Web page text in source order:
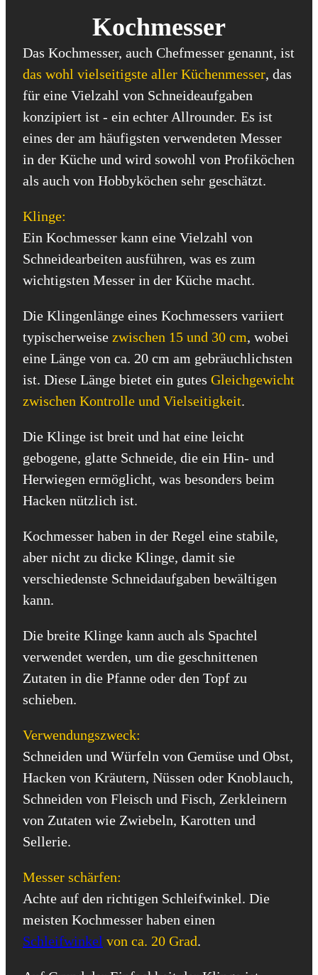
Kochmesser
Das Kochmesser, auch Chefmesser genannt, ist
das wohl vielseitigste aller Küchenmesser, das
für eine Vielzahl von Schneideaufgaben
konzipiert ist - ein echter Allrounder. Es ist
eines der am häufigsten verwendeten Messer
in der Küche und wird sowohl von Profiköchen
als auch von Hobbyköchen sehr geschätzt.
Klinge:
Ein Kochmesser kann eine Vielzahl von
Schneidearbeiten ausführen, was es zum
wichtigsten Messer in der Küche macht.
Die Klingenlänge eines Kochmessers variiert
typischerweise zwischen 15 und 30 cm, wobei
eine Länge von ca. 20 cm am gebräuchlichsten
ist. Diese Länge bietet ein gutes Gleichgewicht
zwischen Kontrolle und Vielseitigkeit.
Die Klinge ist breit und hat eine leicht
gebogene, glatte Schneide, die ein Hin- und
Herwiegen ermöglicht, was besonders beim
Hacken nützlich ist.
Kochmesser haben in der Regel eine stabile,
aber nicht zu dicke Klinge, damit sie
verschiedenste Schneidaufgaben bewältigen
kann.
Die breite Klinge kann auch als Spachtel
verwendet werden, um die geschnittenen
Zutaten in die Pfanne oder den Topf zu
schieben.
Verwendungszweck:
Schneiden und Würfeln von Gemüse und Obst,
Hacken von Kräutern, Nüssen oder Knoblauch,
Schneiden von Fleisch und Fisch, Zerkleinern
von Zutaten wie Zwiebeln, Karotten und
Sellerie.
Messer schärfen:
Achte auf den richtigen Schleifwinkel. Die
meisten Kochmesser haben einen
Schleifwinkel von ca. 20 Grad.